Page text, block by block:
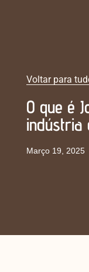
Voltar para
O que é
indústria
Março 19, 2025